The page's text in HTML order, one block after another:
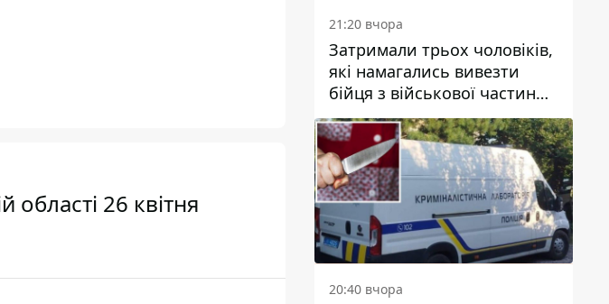
області 26 квітня
21:20 вчора
Затримали трьох чоловіків,
які намагались вивезти
бійця з військової частини
до Дніпра за 7 тисяч
доларів: серед них був лікар
20:40 вчора